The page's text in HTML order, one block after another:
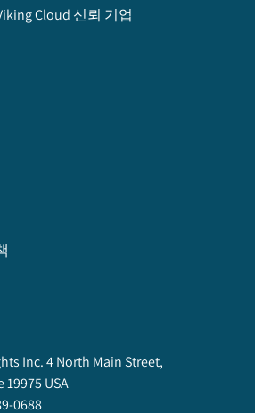
Cloud 신뢰 기업
Inc. 4 North Main Street,
USA
0688